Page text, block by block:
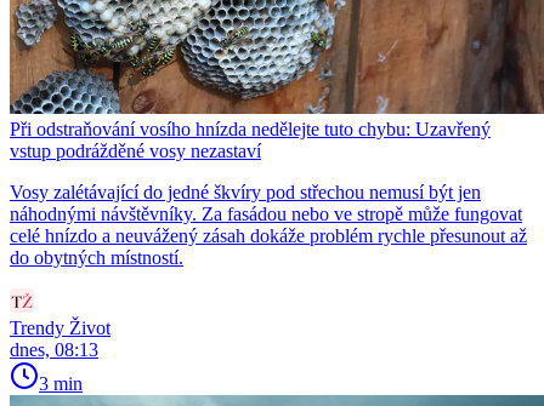
Při odstraňování vosího hnízda nedělejte tuto chybu: Uzavřený
vstup podrážděné vosy nezastaví
Vosy zalétávající do jedné škvíry pod střechou nemusí být jen
náhodnými návštěvníky. Za fasádou nebo ve stropě může fungovat
celé hnízdo a neuvážený zásah dokáže problém rychle přesunout až
do obytných místností.
Trendy Život
dnes, 08:13
3 min